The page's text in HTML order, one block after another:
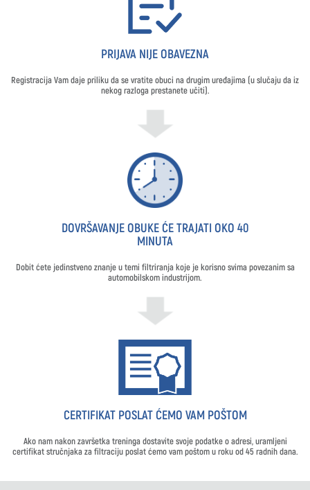
PRIJAVA NIJE OBAVEZNA
Registracija Vam daje priliku da se vratite obuci na drugim uređajima (u slučaju da iz
nekog razloga prestanete učiti).
DOVRŠAVANJE OBUKE ĆE TRAJATI OKO 40
MINUTA
Dobit ćete jedinstveno znanje u temi filtriranja koje je korisno svima povezanim sa
automobilskom industrijom.
CERTIFIKAT POSLAT ĆEMO VAM POŠTOM
Ako nam nakon završetka treninga dostavite svoje podatke o adresi, uramljeni
certifikat stručnjaka za filtraciju poslat ćemo vam poštom u roku od 45 radnih dana.